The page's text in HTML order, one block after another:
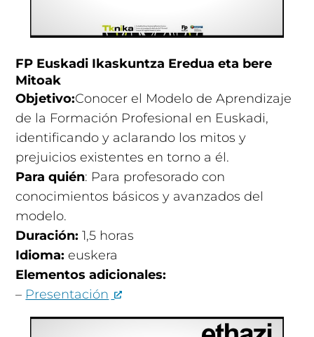
FP Euskadi Ikaskuntza Eredua eta bere
Mitoak
Objetivo:Conocer el Modelo de Aprendizaje
de la Formación Profesional en Euskadi,
identificando y aclarando los mitos y
prejuicios existentes en torno a él.
Para quién: Para profesorado con
conocimientos básicos y avanzados del
modelo.
Duración:1,5 horas
Idioma: euskera
Elementos adicionales:
– Presentación